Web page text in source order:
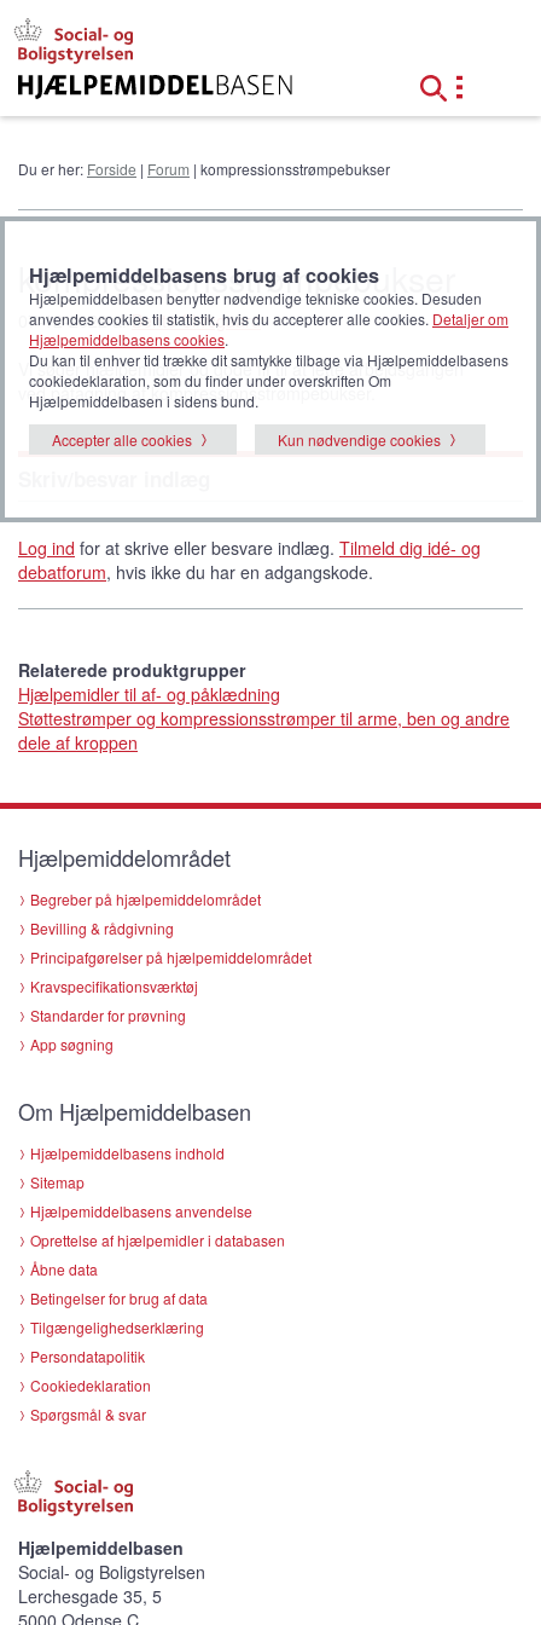
d
Du er her: Forside | Forum | kompressionsstrømpebukser
kompressionsstrømpebukser
07-12-2022 afBente Slivsgaard
Vi søger hjælpemidler og gode fif til at lette arbejdsgangen
ved påtagning af kompressionsstrømpebukser.
Log ind for at skrive eller besvare indlæg. Tilmeld dig idé- og
debatforum, hvis ikke du har en adgangskode.
Relaterede produktgrupper
Hjælpemidler til af- og påklædning
Støttestrømper og kompressionsstrømper til arme, ben og andre
dele af kroppen
Hjælpemiddelområdet
Begreber på hjælpemiddelområdet
Bevilling & rådgivning
Principafgørelser på hjælpemiddelområdet
Kravspecifikationsværktøj
Standarder for prøvning
App søgning
Om Hjælpemiddelbasen
Hjælpemiddelbasens indhold
Sitemap
Hjælpemiddelbasens anvendelse
Oprettelse af hjælpemidler i databasen
Åbne data
Betingelser for brug af data
Tilgængelighedserklæring
Persondatapolitik
Cookiedeklaration
Spørgsmål & svar
Hjælpemiddelbasen
Social- og Boligstyrelsen
Lerchesgade 35, 5
Hjælpemiddelbasens brug af cookies
Hjælpemiddelbasen benytter nødvendige tekniske cookies. Desuden
anvendes cookies til statistik, hvis du accepterer alle cookies. Detaljer om
Hjælpemiddelbasens cookies.
Du kan til enhver tid trække dit samtykke tilbage via Hjælpemiddelbasens
cookiedeklaration, som du finder under overskriften Om
Hjælpemiddelbasen i sidens bund.
Accepter alle cookies
Kun nødvendige cookies